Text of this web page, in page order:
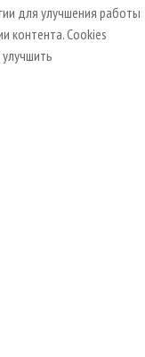
для улучшения работы
контента. Cookies